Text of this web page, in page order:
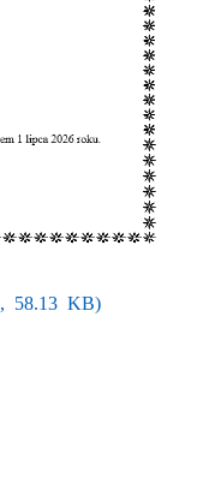
, 58.13 KB)